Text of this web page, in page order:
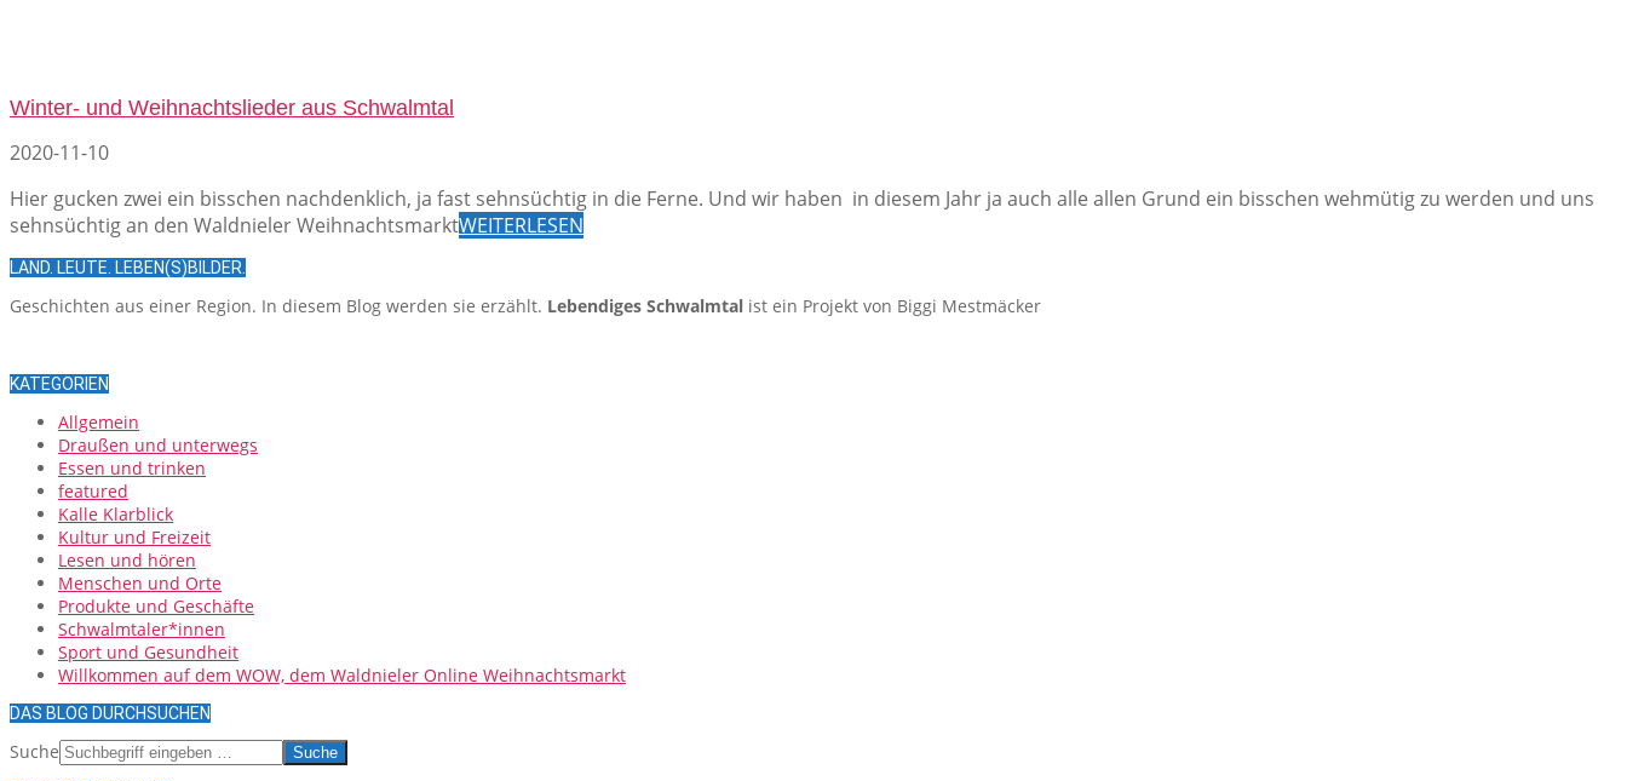
Winter- und Weihnachtslieder aus Schwalmtal
2020-11-10
Hier gucken zwei ein bisschen nachdenklich, ja fast sehnsüchtig in die Ferne. Und wir haben in diesem Jahr ja auch alle allen Grund ein bisschen wehmütig zu werden und uns
sehnsüchtig an den Waldnieler WeihnachtsmarktWEITERLESEN
LAND. LEUTE. LEBEN(S)BILDER.
Geschichten aus einer Region. In diesem Blog werden sie erzählt. Lebendiges Schwalmtal ist ein Projekt von Biggi Mestmäcker
KATEGORIEN
Allgemein
Draußen und unterwegs
Essen und trinken
featured
Kalle Klarblick
Kultur und Freizeit
Lesen und hören
Menschen und Orte
Produkte und Geschäfte
Schwalmtaler*innen
Sport und Gesundheit
Willkommen auf dem WOW, dem Waldnieler Online Weihnachtsmarkt
DAS BLOG DURCHSUCHEN
Suche